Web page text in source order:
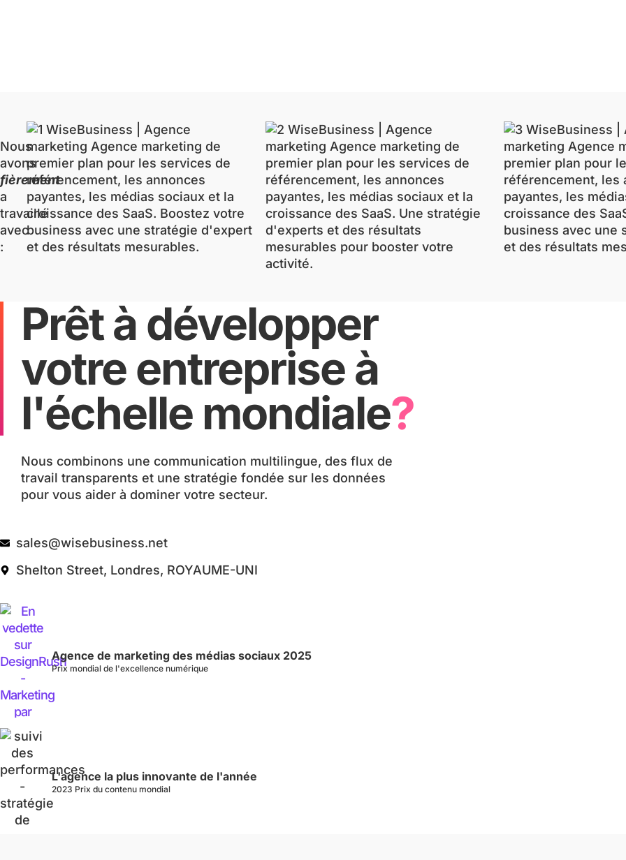
Nous
avons
fièrement
a
travaillé
avec
:
Prêt à développer
votre entreprise à
l'échelle mondiale?
Nous combinons une communication multilingue, des flux de
travail transparents et une stratégie fondée sur les données
pour vous aider à dominer votre secteur.
sales@wisebusiness.net
Shelton Street, Londres, ROYAUME-UNI
Agence de marketing des médias sociaux 2025
Prix mondial de l'excellence numérique
L'agence la plus innovante de l'année
2023 Prix du contenu mondial